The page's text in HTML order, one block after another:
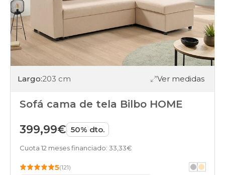
Largo:203 cm Ver medidas
Sofá cama de tela Bilbo HOME
399,99€ 50% dto.
Cuota 12 meses financiado: 33,33€
5(121)